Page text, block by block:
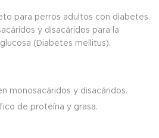
para perros adultos con diabetes.
y disacáridos para la
(Diabetes mellitus).
monosacáridos y disacáridos.
de proteína y grasa.